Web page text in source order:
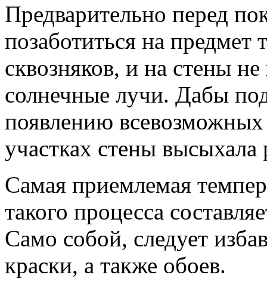
Предварительно перед
позаботиться на
сквозняков, и на стены
солнечные лучи. Дабы
появлению всевозможных
участках стены
Самая приемлемая
такого процесса
Само собой, следует
краски, а также обоев.